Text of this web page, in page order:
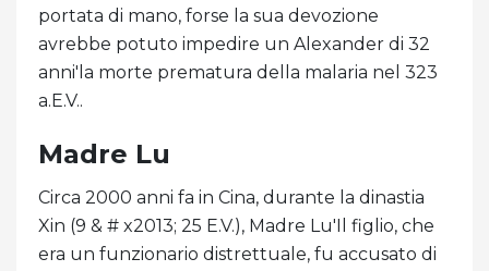
portata di mano, forse la sua devozione
avrebbe potuto impedire un Alexander di 32
anni'la morte prematura della malaria nel 323
a.E.V..
Madre Lu
Circa 2000 anni fa in Cina, durante la dinastia
Xin (9 & # x2013; 25 E.V.), Madre Lu'Il figlio, che
era un funzionario distrettuale, fu accusato di